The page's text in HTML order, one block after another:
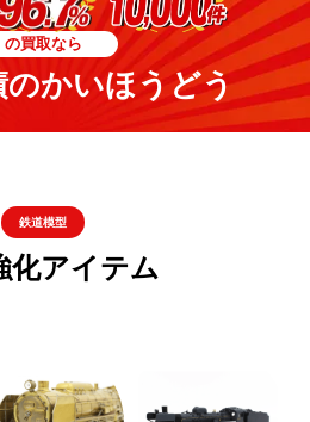
の買取なら
のかいほうどう
鉄道模型
化アイテム